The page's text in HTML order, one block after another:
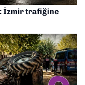
İzmir trafiğine